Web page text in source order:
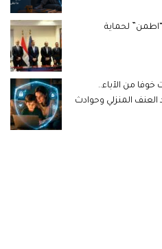
لحماية
خوفا من الآباء..
المنزلي وحوادث